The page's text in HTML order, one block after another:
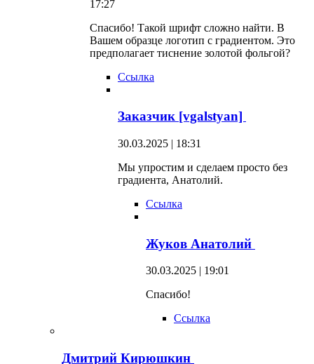
17:27
Спасибо! Такой шрифт сложно найти. В
Вашем образце логотип с градиентом. Это
предполагает тиснение золотой фольгой?
Ссылка
Заказчик [vgalstyan]
30.03.2025 | 18:31
Мы упростим и сделаем просто без
градиента, Анатолий.
Ссылка
Жуков Анатолий
30.03.2025 | 19:01
Спасибо!
Ссылка
Дмитрий Кирюшкин